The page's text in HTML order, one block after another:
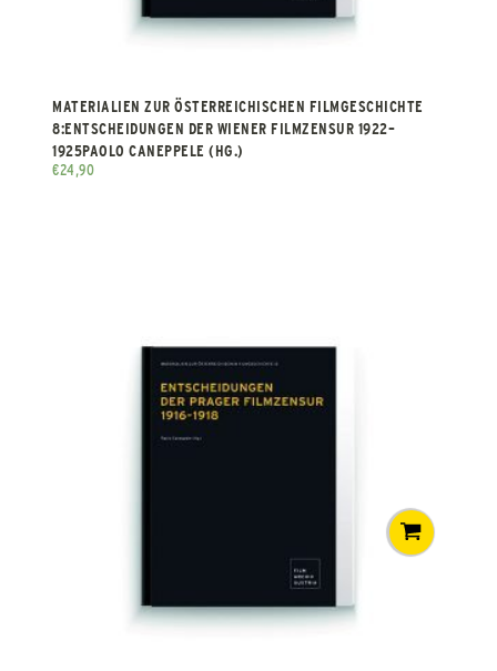
MATERIALIEN ZUR ÖSTERREICHISCHEN FILMGESCHICHTE
8:ENTSCHEIDUNGEN DER WIENER FILMZENSUR 1922–
1925PAOLO CANEPPELE (HG.)
€24,90